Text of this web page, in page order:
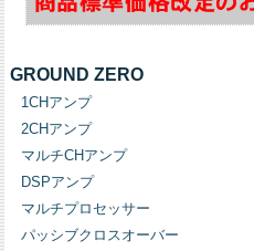
GROUND ZERO
1CHアンプ
2CHアンプ
マルチCHアンプ
DSPアンプ
マルチプロセッサー
パッシブクロスオーバー